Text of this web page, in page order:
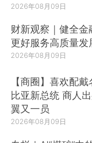
2026年08月09日
财新观察｜健全金
更好服务高质量发
2026年08月09日
【商圈】喜欢配
比亚新总统 商人
翼又一员
2026年08月09日